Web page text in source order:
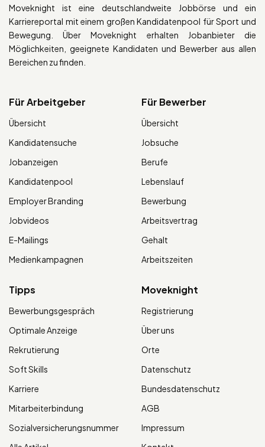
Moveknight ist eine deutschlandweite Jobbörse und ein
Karriereportal mit einem großen Kandidatenpool für Sport und
Bewegung. Über Moveknight erhalten Jobanbieter die
Möglichkeiten, geeignete Kandidaten und Bewerber aus allen
Bereichen zu finden.
Für Arbeitgeber
Übersicht
Kandidatensuche
Jobanzeigen
Kandidatenpool
Employer Branding
Jobvideos
E-Mailings
Medienkampagnen
Für Bewerber
Übersicht
Jobsuche
Berufe
Lebenslauf
Bewerbung
Arbeitsvertrag
Gehalt
Arbeitszeiten
Tipps
Bewerbungsgespräch
Optimale Anzeige
Rekrutierung
Soft Skills
Karriere
Mitarbeiterbindung
Sozialversicherungsnummer
Moveknight
Registrierung
Über uns
Orte
Datenschutz
Bundesdatenschutz
AGB
Impressum